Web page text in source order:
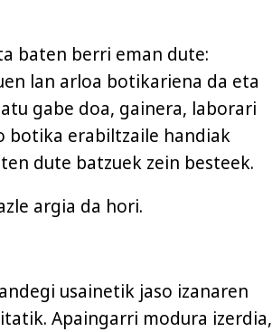
baten berri eman dute:
lan arloa botikariena da eta
gabe doa, gainera, laborari
botika erabiltzaile handiak
dute batzuek zein besteek.
argia da hori.
usainetik jaso izanaren
Apaingarri modura izerdia,